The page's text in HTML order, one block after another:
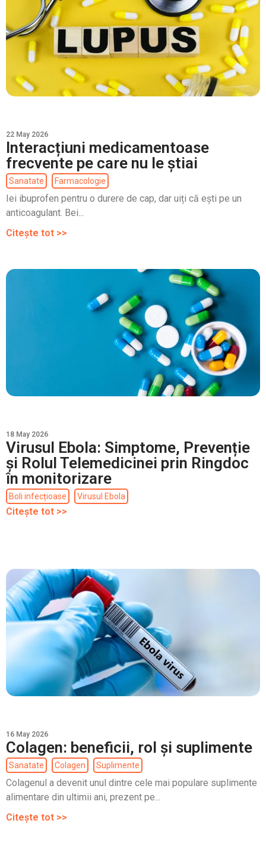
22 May 2026
Interacțiuni medicamentoase
frecvente pe care nu le știai
Sanatate Farmacologie
Iei ibuprofen pentru o durere de cap, dar uiți că ești pe un
anticoagulant. Bei...
Citește tot >>
18 May 2026
Virusul Ebola: Simptome, Prevenție
și Rolul Telemedicinei prin Ringdoc
în monitorizare
Boli infecțioase Virusul Ebola
Citește tot >>
16 May 2026
Colagen: beneficii, rol și suplimente
Sanatate Colagen Suplimente
Colagenul a devenit unul dintre cele mai populare suplimente
alimentare din ultimii ani, prezent pe...
Citește tot >>